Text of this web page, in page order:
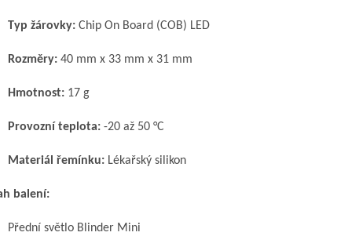
Typ žárovky: Chip On Board (COB) LED
Rozměry: 40 mm x 33 mm x 31 mm
Hmotnost: 17 g
Provozní teplota: -20 až 50 °C
Materiál řemínku: Lékařský silikon
balení:
Přední světlo Blinder Mini